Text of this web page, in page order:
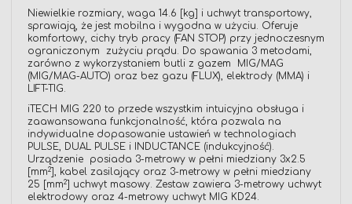
Niewielkie rozmiary, waga 14.6 [kg] i uchwyt transportowy,
sprawiają, że jest mobilna i wygodna w użyciu. Oferuje
komfortowy, cichy tryb pracy (FAN STOP) przy jednoczesnym
ograniczonym zużyciu prądu. Do spawania 3 metodami,
zarówno z wykorzystaniem butli z gazem MIG/MAG
(MIG/MAG-AUTO) oraz bez gazu (FLUX), elektrody (MMA) i
LIFT-TIG.
iTECH MIG 220 to przede wszystkim intuicyjna obsługa i
zaawansowana funkcjonalność, która pozwala na
indywidualne dopasowanie ustawień w technologiach
PULSE, DUAL PULSE i INDUCTANCE (indukcyjność).
Urządzenie posiada 3-metrowy w pełni miedziany 3x2.5
[mm2 ], kabel zasilający oraz 3-metrowy w pełni miedziany
25 [mm2
] uchwyt masowy. Zestaw zawiera 3-metrowy uchwyt
elektrodowy oraz 4-metrowy uchwyt MIG KD24.